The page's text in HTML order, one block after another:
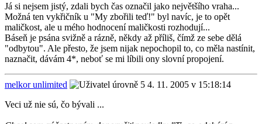
Já si nejsem jistý, zdali bych čas označil jako největšího vraha...
Možná ten vykřičník u "My zbořili teď!" byl navíc, je to opět
maličkost, ale u mého hodnocení maličkosti rozhodují...
Báseň je psána svižně a rázně, někdy až příliš, čímž ze sebe dělá
"odbytou". Ale přesto, že jsem nijak nepochopil to, co měla nastínit,
naznačit, dávám 4*, neboť se mi líbili ony slovní propojení.
melkor unlimited
4. 11. 2005 v 15:18:14
Veci už nie sú, čo bývali ...